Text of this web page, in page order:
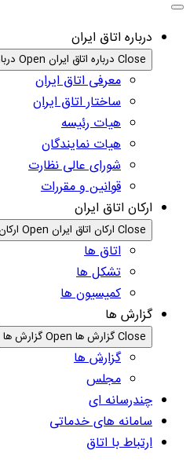
درباره اتاق ایران
Close درباره اتاق ایران Open درباره اتاق ایران
معرفی اتاق ایران
ساختار اتاق ایران
هیات رئیسه
هیات نمایندگان
شورای عالی نظارت
قوانین و مقررات
ارکان اتاق ایران
Close ارکان اتاق ایران Open ارکان اتاق ایران
اتاق ها
تشکل ها
کمیسیون ها
گزارش ها
Close گزارش ها Open گزارش ها
گزارش ها
مجلس
چندرسانه ای
سامانه های خدماتی
ارتباط با اتاق